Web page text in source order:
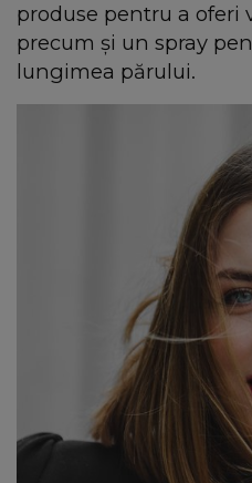
produse pentru a oferi
precum și un spray
lungimea părului.